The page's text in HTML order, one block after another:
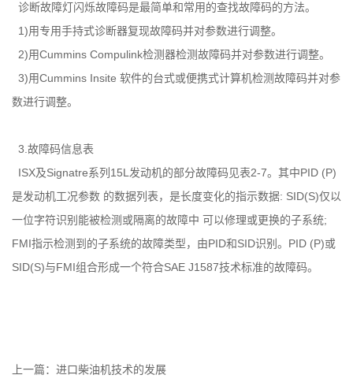
诊断故障灯闪烁故障码是最简单和常用的查找故障码的方法。
1)用专用手持式诊断器复现故障码并对参数进行调整。
2)用Cummins Compulink检测器检测故障码并对参数进行调整。
3)用Cummins Insite 软件的台式或便携式计算机检测故障码并对参
数进行调整。
3.故障码信息表
ISX及Signatre系列15L发动机的部分故障码见表2-7。其中PID (P)
是发动机工况参数 的数据列表，是长度变化的指示数据: SID(S)仅以
一位字符识别能被检测或隔离的故障中 可以修理或更换的子系统;
FMI指示检测到的子系统的故障类型，由PID和SID识别。PID (P)或
SID(S)与FMI组合形成一个符合SAE J1587技术标准的故障码。
上一篇： 进口柴油机技术的发展